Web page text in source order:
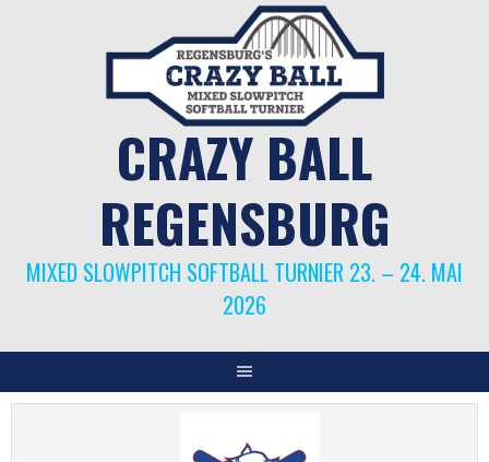
CRAZY BALL
REGENSBURG
MIXED SLOWPITCH SOFTBALL TURNIER 23. – 24. MAI
2026